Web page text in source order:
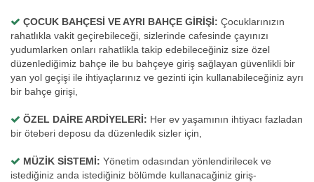
ÇOCUK BAHÇESİ VE AYRI BAHÇE GİRİŞİ: Çocuklarınızın
rahatlıkla vakit geçirebileceği, sizlerinde cafesinde çayınızı
yudumlarken onları rahatlikla takip edebileceğiniz size özel
düzenlediğimiz bahçe ile bu bahçeye giriş sağlayan güvenlikli bir
yan yol geçişi ile ihtiyaçlarınız ve gezinti için kullanabileceğiniz ayrı
bir bahçe girişi,
ÖZEL DAİRE ARDİYELERİ: Her ev yaşamının ihtiyacı fazladan
bir öteberi deposu da düzenledik sizler için,
MÜZİK SİSTEMİ: Yönetim odasından yönlendirilecek ve
istediğiniz anda istediğiniz bölümde kullanacağiniz giriş-